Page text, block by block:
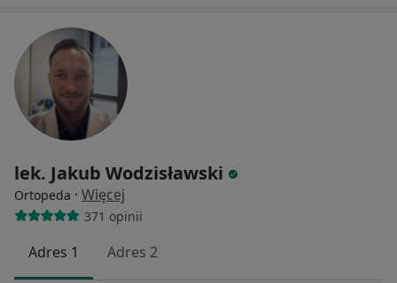
lek. Jakub Wodzisławski
Ortopeda · Więcej
371 opinii
Adres 1 Adres 2